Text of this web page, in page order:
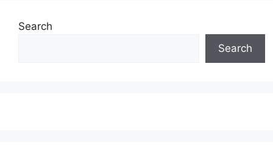
Search
Search